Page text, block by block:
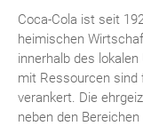
Coca-Cola ist seit
heimischen
innerhalb des
mit Ressourcen
verankert. Die
neben den